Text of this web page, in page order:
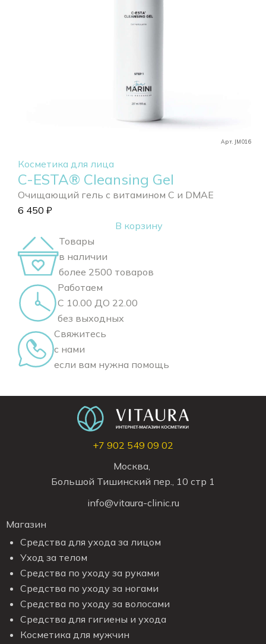
Арт. JM016
Косметика для лица
C-ESTA® Cleansing Gel
Очищающий гель с витамином С и DMAE
6 450 ₽
В корзину
Товары
в наличии
более 2500 товаров
Работаем
С 10.00 ДО 22.00
без выходных
Свяжитесь
с нами
если вам нужна помощь
+7 902 549 09 02
Москва,
Большой Тишинский пер., 10 стр 1
info@vitaura-clinic.ru
Магазин
Средства для ухода за лицом
Уход за телом
Средства по уходу за руками
Средства по уходу за ногами
Средства по уходу за волосами
Средства для гигиены и ухода
Косметика для мужчин